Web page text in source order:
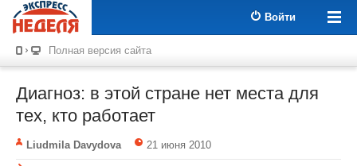
Войти
Полная версия сайта
Диагноз: в этой стране нет места для
тех, кто работает
Liudmila Davydova 21 июня 2010